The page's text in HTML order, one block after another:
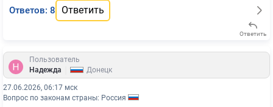
Ответов: 8 Ответить
Ответить
Пользователь
Надежда
Донецк
27.06.2026, 06:17 мск
Вопрос по законам страны: Россия